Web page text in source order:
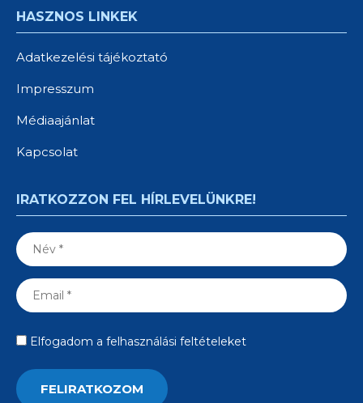
HASZNOS LINKEK
Adatkezelési tájékoztató
Impresszum
Médiaajánlat
Kapcsolat
IRATKOZZON FEL HÍRLEVELÜNKRE!
Elfogadom a felhasználási feltételeket